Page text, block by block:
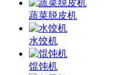
蔬菜脱皮机
水饺机
馄饨机